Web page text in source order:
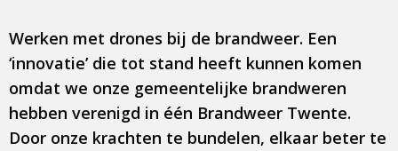
Werken met drones bij de brandweer. Een
‘innovatie’ die tot stand heeft kunnen komen
omdat we onze gemeentelijke brandweren
hebben verenigd in één Brandweer Twente.
Door onze krachten te bundelen, elkaar beter te